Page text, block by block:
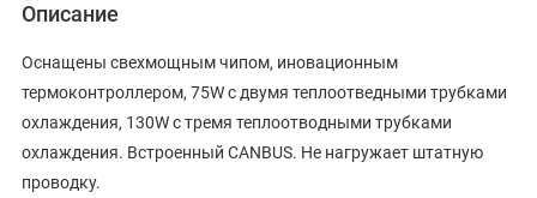
Описание
Оснащены свехмощным чипом, иновационным
термоконтроллером, 75W с двумя теплоотведными трубками
охлаждения, 130W с тремя теплоотводными трубками
охлаждения. Встроенный CANBUS. Не нагружает штатную
проводку.